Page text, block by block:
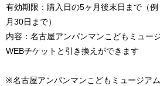
有効期限：購入日の5ヶ月後末日まで（
月30日まで）
内容：名古屋アンパンマンこどもミュー
WEBチケットと引き換えができます
※名古屋アンパンマンこどもミュージア